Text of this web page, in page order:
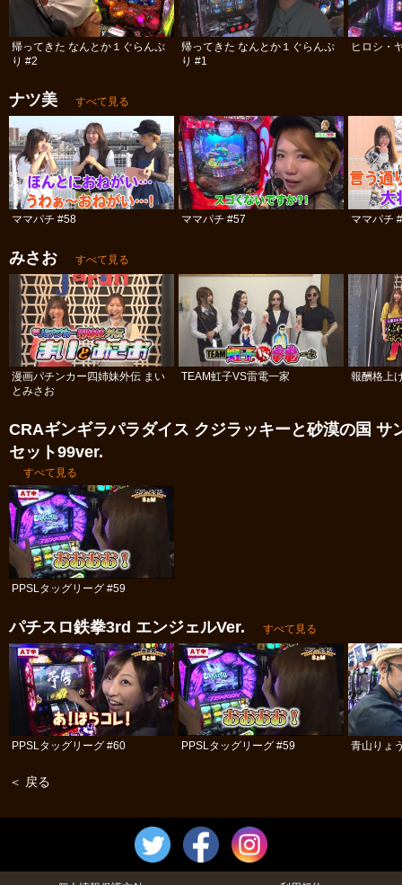
帰ってきた なんとか１ぐらんぷ
り #2
帰ってきた なんとか１ぐらんぷ
り #1
ヒロシ・
ナツ美 すべて見る
ママパチ #58 ママパチ #57 ママパチ
みさお すべて見る
漫画パチンカー四姉妹外伝 まい
とみさお
TEAM虹子VS雷電一家 報酬格上
CRAギンギラパラダイス クジラッキーと砂漠の国 サ
セット99ver.
すべて見る
PPSLタッグリーグ #59
パチスロ鉄拳3rd エンジェルVer. すべて見る
PPSLタッグリーグ #60 PPSLタッグリーグ #59 青山りょ
＜ 戻る